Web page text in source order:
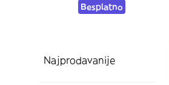
Besplatno
Najprodavanije